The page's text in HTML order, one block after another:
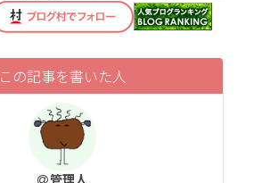
この記事を書いた人
管理人